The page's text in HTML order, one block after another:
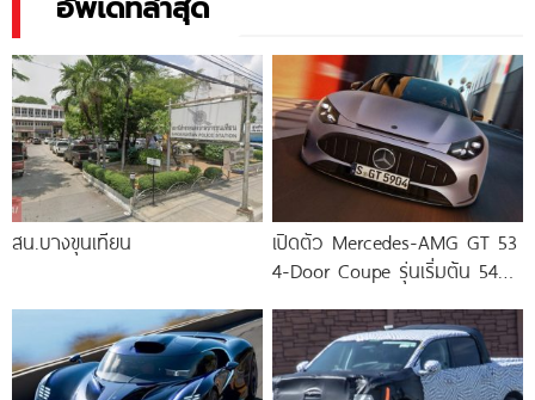
สน.บางขุนเทียน
เปิดตัว Mercedes-AMG GT 53
4-Door Coupe รุ่นเริ่มต้น 544